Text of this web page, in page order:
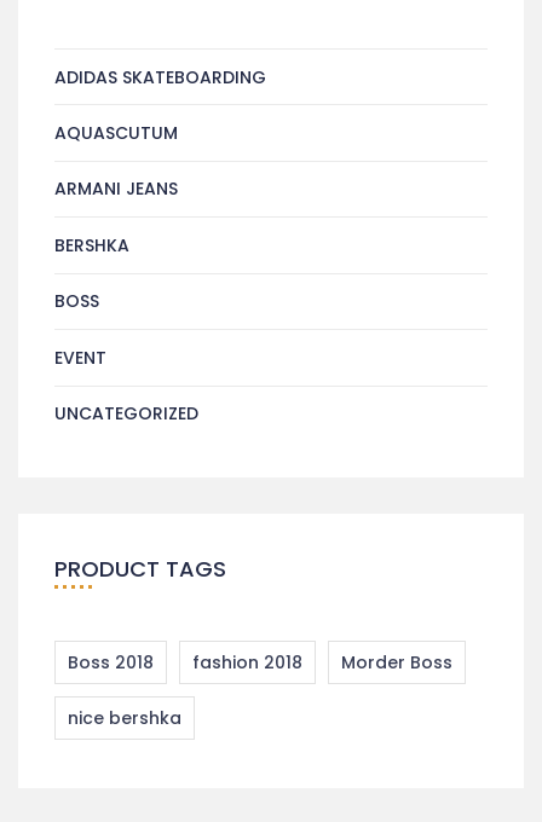
ADIDAS SKATEBOARDING
AQUASCUTUM
ARMANI JEANS
BERSHKA
BOSS
EVENT
UNCATEGORIZED
PRODUCT TAGS
Boss 2018 fashion 2018 Morder Boss
nice bershka